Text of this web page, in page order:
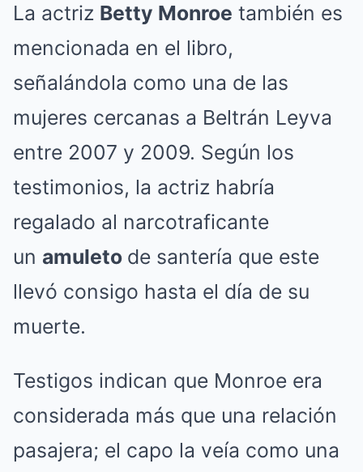
La actriz Betty Monroe también es
mencionada en el libro,
señalándola como una de las
mujeres cercanas a Beltrán Leyva
entre 2007 y 2009. Según los
testimonios, la actriz habría
regalado al narcotraficante
un amuleto de santería que este
llevó consigo hasta el día de su
muerte.
Testigos indican que Monroe era
considerada más que una relación
pasajera; el capo la veía como una